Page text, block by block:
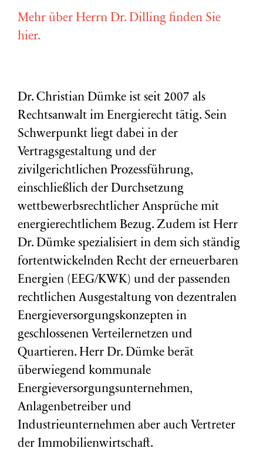
Mehr über Herrn Dr. Dilling finden Sie
hier.
Dr. Christian Dümke ist seit 2007 als
Rechtsanwalt im Energierecht tätig. Sein
Schwerpunkt liegt dabei in der
Vertragsgestaltung und der
zivilgerichtlichen Prozessführung,
einschließlich der Durchsetzung
wettbewerbsrechtlicher Ansprüche mit
energierechtlichem Bezug. Zudem ist Herr
Dr. Dümke spezialisiert in dem sich ständig
fortentwickelnden Recht der erneuerbaren
Energien (EEG/KWK) und der passenden
rechtlichen Ausgestaltung von dezentralen
Energieversorgungskonzepten in
geschlossenen Verteilernetzen und
Quartieren. Herr Dr. Dümke berät
überwiegend kommunale
Energieversorgungsunternehmen,
Anlagenbetreiber und
Industrieunternehmen aber auch Vertreter
der Immobilienwirtschaft.